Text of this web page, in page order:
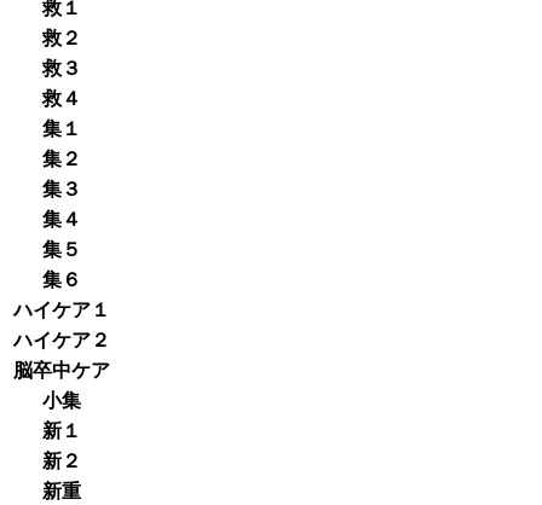
救１
救２
救３
救４
集１
集２
集３
集４
集５
集６
ハイケア１
ハイケア２
脳卒中ケア
小集
新１
新２
新重